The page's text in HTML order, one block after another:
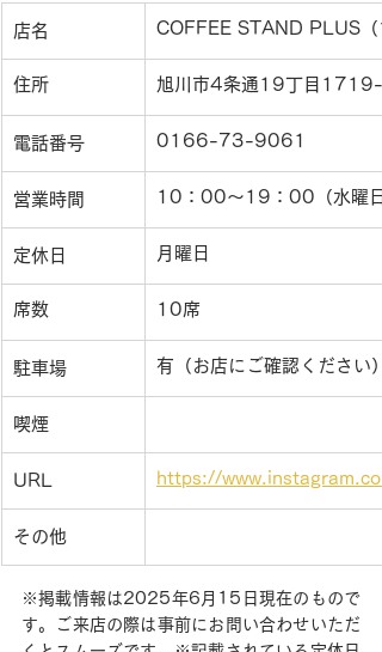
店名 COFFEE STAND PLUS（
住所 旭川市4条通19丁目1719-
電話番号 0166-73-9061
営業時間 10：00〜19：00（水曜
定休日 月曜日
席数 10席
駐車場 有（お店にご確認ください）
喫煙
URL https://
その他
※掲載情報は2025年6月15日現在のもので
す。ご来店の際は事前にお問い合わせいただ